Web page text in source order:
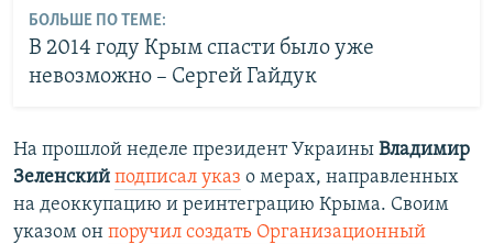
БОЛЬШЕ ПО ТЕМЕ:
В 2014 году Крым спасти было уже
невозможно – Сергей Гайдук
На прошлой неделе президент Украины Владимир
Зеленский подписал указ о мерах, направленных
на деоккупацию и реинтеграцию Крыма. Своим
указом он поручил создать Организационный